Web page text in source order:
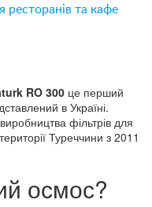
та кафе
RO 300 це перший
в Україні.
фільтрів для
Туреччини з 2011
осмос?